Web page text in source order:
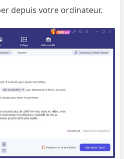
depuis votre ordinateur.